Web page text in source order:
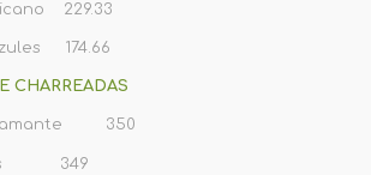
229.33
174.66
CHARREADAS
Diamante 350
349